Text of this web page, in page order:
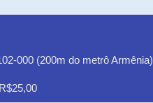
000 (200m do metrô Armênia)